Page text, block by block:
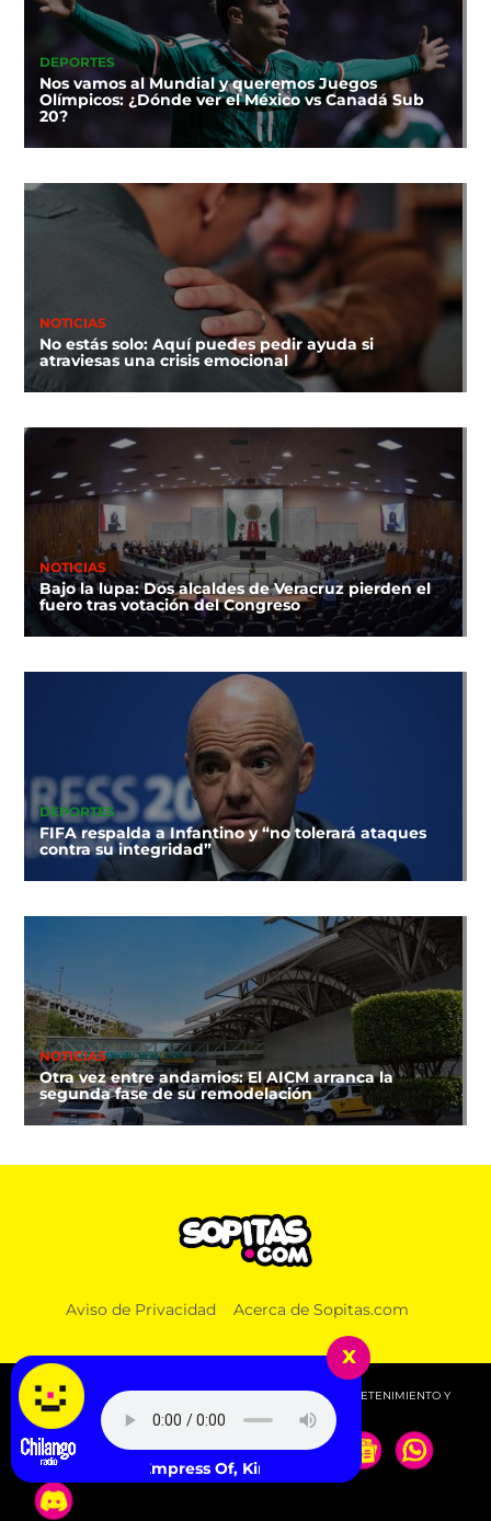
DEPORTES
Nos vamos al Mundial y queremos Juegos
Olímpicos: ¿Dónde ver el México vs Canadá Sub
20?
NOTICIAS
No estás solo: Aquí puedes pedir ayuda si
atraviesas una crisis emocional
NOTICIAS
Bajo la lupa: Dos alcaldes de Veracruz pierden el
fuero tras votación del Congreso
DEPORTES
FIFA respalda a Infantino y “no tolerará ataques
contra su integridad”
NOTICIAS
Otra vez entre andamios: El AICM arranca la
segunda fase de su remodelación
Aviso de Privacidad Acerca de Sopitas.com
© 2026 SOPITAS.COM - MÚSICA, NOTICIAS, DEPORTES, ENTRETENIMIENTO Y
MÁS!.
x
Shygirl, Empress Of, Kingdom, Club Shy - 4eva